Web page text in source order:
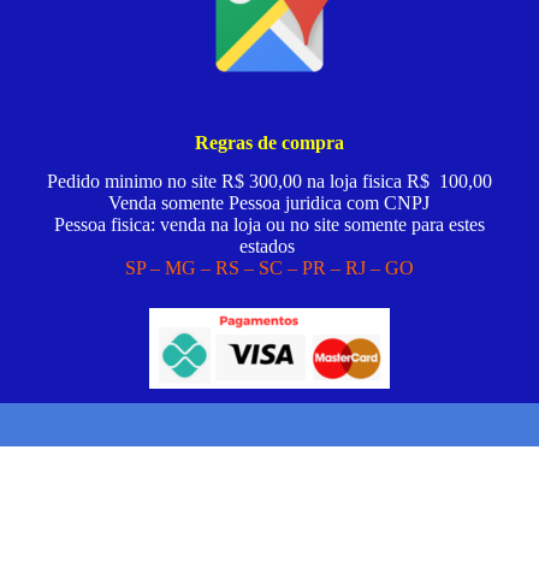
Regras de compra
Pedido minimo no site R$ 300,00 na loja fisica R$ 100,00
Venda somente Pessoa juridica com CNPJ
Pessoa fisica: venda na loja ou no site somente para estes
estados
SP – MG – RS – SC – PR – RJ – GO